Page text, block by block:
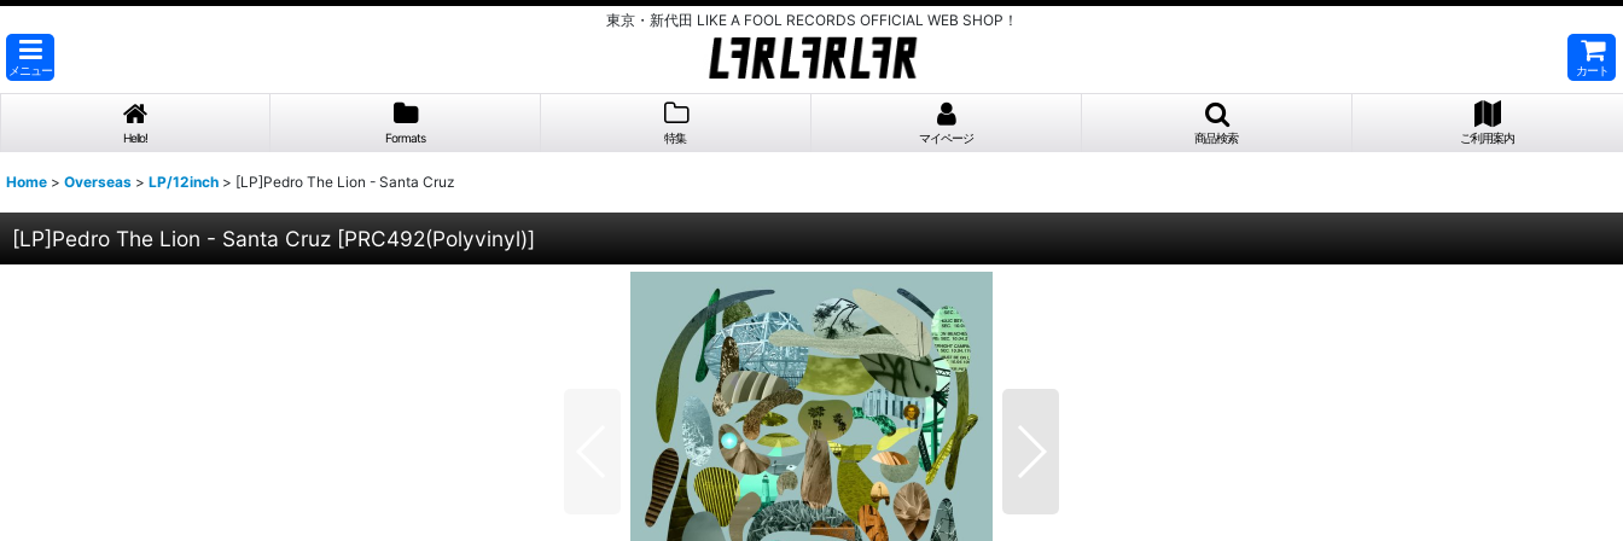
東京・新代田 LIKE A FOOL RECORDS OFFICIAL WEB SHOP！
メニュー カート
Hello! Formats 特集 マイページ 商品検索 ご利用案内
Home > Overseas > LP/12inch > [LP]Pedro The Lion - Santa Cruz
[LP]Pedro The Lion - Santa Cruz [PRC492(Polyvinyl)]